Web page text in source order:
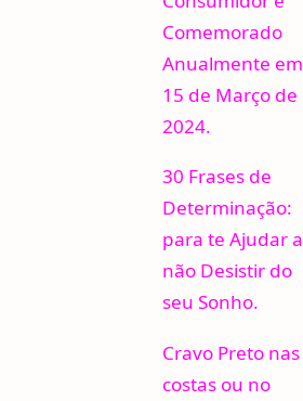
Comemorado
Anualmente em
15 de Março de
2024.
30 Frases de
Determinação:
para te Ajudar a
não Desistir do
seu Sonho.
Cravo Preto nas
costas ou no